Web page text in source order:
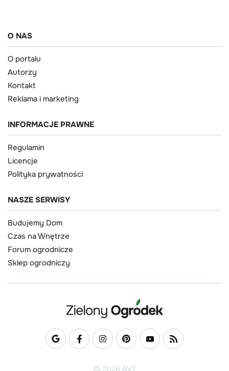
O NAS
O portalu
Autorzy
Kontakt
Reklama i marketing
INFORMACJE PRAWNE
Regulamin
Licencje
Polityka prywatności
NASZE SERWISY
Budujemy Dom
Czas na Wnętrze
Forum ogrodnicze
Sklep ogrodniczy